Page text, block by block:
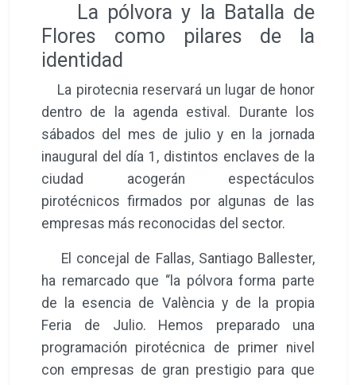
La pólvora y la Batalla de
Flores como pilares de la
identidad
La pirotecnia reservará un lugar de honor
dentro de la agenda estival. Durante los
sábados del mes de julio y en la jornada
inaugural del día 1, distintos enclaves de la
ciudad acogerán espectáculos
pirotécnicos firmados por algunas de las
empresas más reconocidas del sector.
El concejal de Fallas, Santiago Ballester,
ha remarcado que “la pólvora forma parte
de la esencia de València y de la propia
Feria de Julio. Hemos preparado una
programación pirotécnica de primer nivel
con empresas de gran prestigio para que